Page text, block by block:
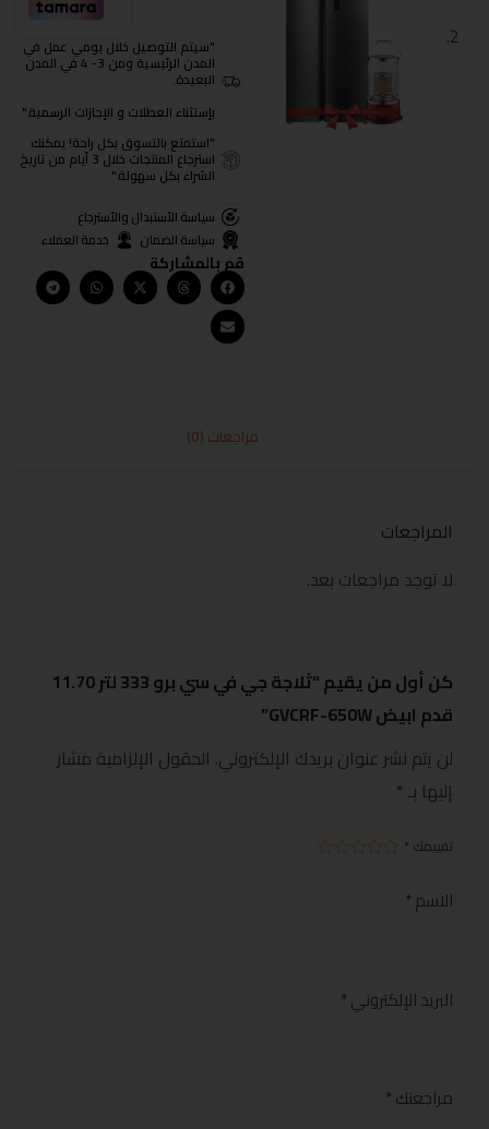
"سيتم التوصيل خلال يومي عمل في
المدن الرئيسية ومن 3- 4 في المدن
البعيدة.
بإستثناء العطلات و الإجازات الرسمية."
"استمتع بالتسوق بكل راحة! يمكنك
استرجاع المنتجات خلال 3 أيام من تاريخ
الشراء بكل سهولة."
سياسة الأستبدال والأسترجاع
سياسة الضمان
خدمة العملاء
قم بالمشاركة
مراجعات (0)
المراجعات
لا توجد مراجعات بعد.
كن أول من يقيم “ثلاجة جي في سي برو 333 لتر 11.70
قدم ابيض GVCRF-650W”
لن يتم نشر عنوان بريدك الإلكتروني. الحقول الإلزامية مشار
إليها بـ*
تقييمك *
الاسم*
البريد الإلكتروني*
مراجعتك*